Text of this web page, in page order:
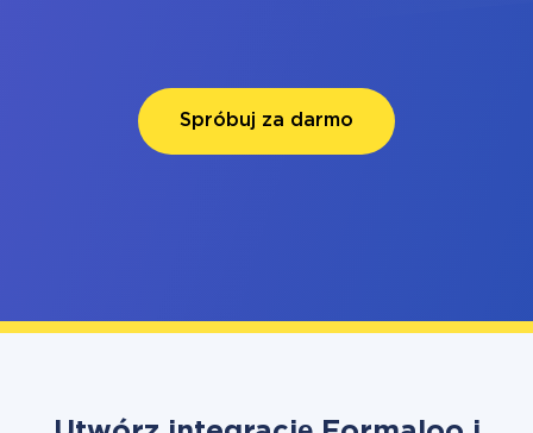
Spróbuj za darmo